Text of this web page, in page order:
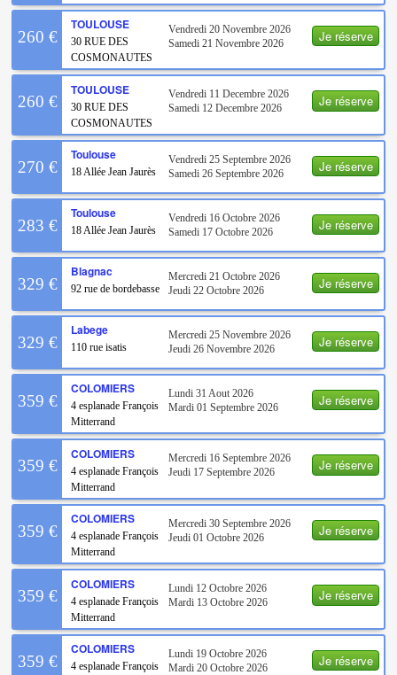
Je réserve
260 €
TOULOUSE
30 RUE DES
COSMONAUTES
Vendredi 20 Novembre 2026
Samedi 21 Novembre 2026
Je réserve
260 €
TOULOUSE
30 RUE DES
COSMONAUTES
Vendredi 11 Decembre 2026
Samedi 12 Decembre 2026
Je réserve
270 €
Toulouse
18 Allée Jean Jaurès
Vendredi 25 Septembre 2026
Samedi 26 Septembre 2026
Je réserve
283 €
Toulouse
18 Allée Jean Jaurès
Vendredi 16 Octobre 2026
Samedi 17 Octobre 2026
Je réserve
329 €
Blagnac
92 rue de bordebasse
Mercredi 21 Octobre 2026
Jeudi 22 Octobre 2026
Je réserve
329 €
Labege
110 rue isatis
Mercredi 25 Novembre 2026
Jeudi 26 Novembre 2026
Je réserve
359 €
COLOMIERS
4 esplanade François
Mitterrand
Lundi 31 Aout 2026
Mardi 01 Septembre 2026
Je réserve
359 €
COLOMIERS
4 esplanade François
Mitterrand
Mercredi 16 Septembre 2026
Jeudi 17 Septembre 2026
Je réserve
359 €
COLOMIERS
4 esplanade François
Mitterrand
Mercredi 30 Septembre 2026
Jeudi 01 Octobre 2026
Je réserve
359 €
COLOMIERS
4 esplanade François
Mitterrand
Lundi 12 Octobre 2026
Mardi 13 Octobre 2026
Je réserve
359 €
COLOMIERS
4 esplanade François
Lundi 19 Octobre 2026
Mardi 20 Octobre 2026